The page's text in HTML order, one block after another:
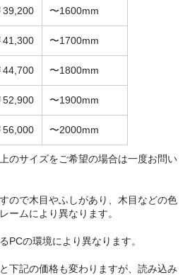
39,200 〜1600mm
41,300 〜1700mm
44,700 〜1800mm
52,900 〜1900mm
56,000 〜2000mm
のサイズをご希望の場合は一度お問い
ので木目やふしがあり、木目などの色
ームにより異なります。
PCの環境により異なります。
下記の価格も変わりますが、読み込み